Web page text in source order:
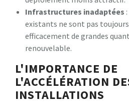
Infrastructures inadaptées
existants ne sont pas
efficacement de grandes
renouvelable.
L'IMPORTANCE DE
L'ACCÉLÉRATION
INSTALLATIONS